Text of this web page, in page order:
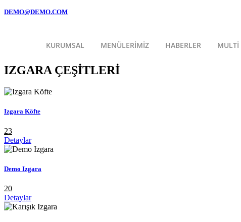
DEMO@DEMO.COM
KURUMSAL MENÜLERİMİZ HABERLER MULTİ
IZGARA ÇEŞİTLERİ
Izgara Köfte
23
Detaylar
Demo Izgara
20
Detaylar